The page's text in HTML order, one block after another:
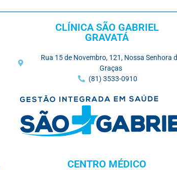
CLÍNICA SÃO GABRIEL
GRAVATÁ
Rua 15 de Novembro, 121, Nossa Senhora
Graças
(81) 3533-0910
CENTRO MÉDICO